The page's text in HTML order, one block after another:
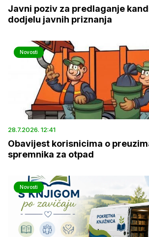
Javni poziv za predlaganje
dodjelu javnih priznanja
Novosti
28.7.2026. 12:41
Obavijest korisnicima o
spremnika za otpad
Novosti